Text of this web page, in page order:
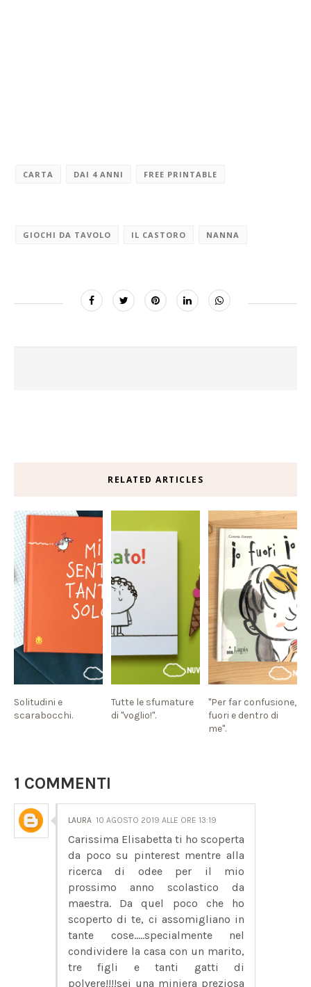
CARTA DAI 4 ANNI FREE PRINTABLE
GIOCHI DA TAVOLO IL CASTORO NANNA
RELATED ARTICLES
Solitudini e
scarabocchi.
Tutte le sfumature
di "voglio!".
"Per far confusione,
fuori e dentro di
me".
1 COMMENTI
LAURA 10 AGOSTO 2019 ALLE ORE 13:19
Carissima Elisabetta ti ho scoperta
da poco su pinterest mentre alla
ricerca di odee per il mio
prossimo anno scolastico da
maestra. Da quel poco che ho
scoperto di te, ci assomigliano in
tante cose.....specialmente nel
condividere la casa con un marito,
tre figli e tanti gatti di
polvere!!!!sei una miniera preziosa